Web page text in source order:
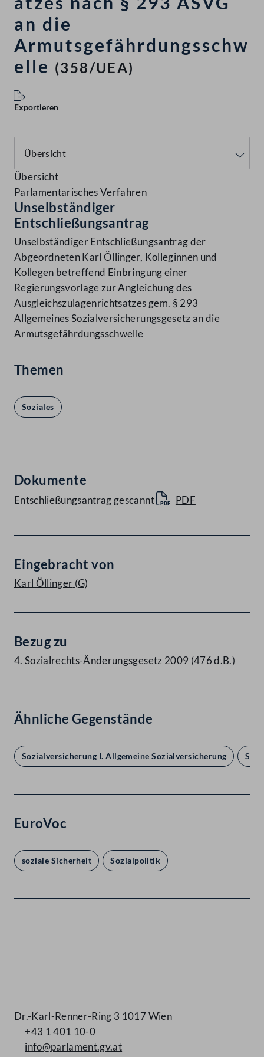
an die
Armutsgefährdungsschw
elle (358/UEA)
Exportieren
Übersicht
Parlamentarisches Verfahren
Unselbständiger
Entschließungsantrag
Unselbständiger Entschließungsantrag der
Abgeordneten Karl Öllinger, Kolleginnen und
Kollegen betreffend Einbringung einer
Regierungsvorlage zur Angleichung des
Ausgleichszulagenrichtsatzes gem. § 293
Allgemeines Sozialversicherungsgesetz an die
Armutsgefährdungsschwelle
Themen
Soziales
Dokumente
Entschließungsantrag gescannt PDF
Eingebracht von
Karl Öllinger (G)
Bezug zu
4. Sozialrechts-Änderungsgesetz 2009 (476 d.B.)
Ähnliche Gegenstände
Sozialversicherung I. Allgemeine Sozialversicherung
EuroVoc
soziale Sicherheit Sozialpolitik
Dr.-Karl-Renner-Ring 3 1017 Wien
+43 1 401 10-0
info@parlament.gv.at